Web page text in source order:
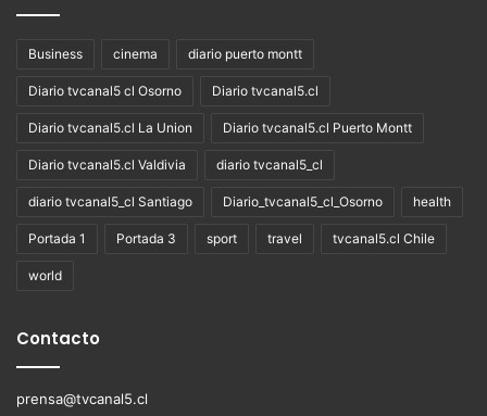
Business cinema diario puerto montt
Diario tvcanal5 cl Osorno Diario tvcanal5.cl
Diario tvcanal5.cl La Union Diario tvcanal5.cl Puerto Montt
Diario tvcanal5.cl Valdivia diario tvcanal5_cl
diario tvcanal5_cl Santiago Diario_tvcanal5_cl_Osorno health
Portada 1 Portada 3 sport travel tvcanal5.cl Chile
world
Contacto
prensa@tvcanal5.cl